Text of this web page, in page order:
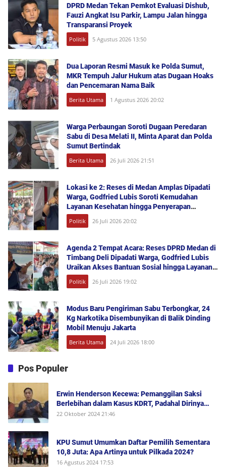
DPRD Medan Tekan Pemkot Evaluasi Dishub,
Fauzi Angkat Isu Parkir, Lampu Jalan hingga
Transparansi Proyek
Politik 5 Agustus 2026 13:50
Dua Laporan Resmi Masuk ke Polda Sumut,
MKR Tempuh Jalur Hukum atas Dugaan Hoaks
dan Pencemaran Nama Baik
Berita Utama 1 Agustus 2026 20:02
Warga Perbaungan Soroti Dugaan Peredaran
Sabu di Desa Melati II, Minta Aparat dan Polda
Sumut Bertindak
Berita Utama 26 Juli 2026 21:51
Lokasi ke 2: Reses di Medan Amplas Dipadati
Warga, Godfried Lubis Soroti Kemudahan
Layanan Kesehatan hingga Penyerapan
Aspirasi Publik
Politik 26 Juli 2026 20:02
Agenda 2 Tempat Acara: Reses DPRD Medan di
Timbang Deli Dipadati Warga, Godfried Lubis
Uraikan Akses Bantuan Sosial hingga Layanan
UHC
Politik 26 Juli 2026 19:02
Modus Baru Pengiriman Sabu Terbongkar, 24
Kg Narkotika Disembunyikan di Balik Dinding
Mobil Menuju Jakarta
Berita Utama 24 Juli 2026 18:00
Pos Populer
Erwin Henderson Kecewa: Pemanggilan Saksi
Berlebihan dalam Kasus KDRT, Padahal Dirinya
Saksi Peristiwa dan Tidak Berada di Tempat
22 Oktober 2024 21:46
KPU Sumut Umumkan Daftar Pemilih Sementara
10,8 Juta: Apa Artinya untuk Pilkada 2024?
16 Agustus 2024 17:53